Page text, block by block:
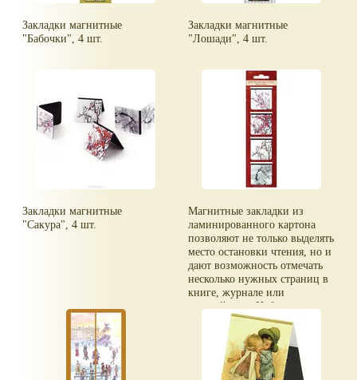
Закладки магнитные
"Бабочки", 4 шт.
Закладки магнитные
"Лошади", 4 шт.
Закладки магнитные
"Сакура", 4 шт.
Магнитные закладки из
ламинированного картона
позволяют не только выделять
место остановки чтения, но и
дают возможность отмечать
несколько нужных страниц в
книге, журнале или
органайзере. Набор включает
4 магнитные закладки на
цветной подложке из
картона.